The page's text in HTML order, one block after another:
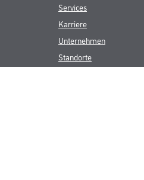
Services
Karriere
Unternehmen
Standorte